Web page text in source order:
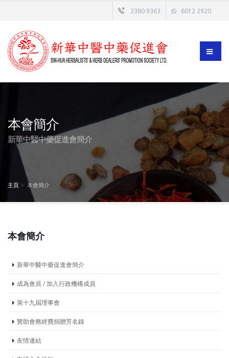
2380 9363 6012 2920
本會簡介
新華中醫中藥促進會簡介
主頁 本會簡介
本會簡介
新華中醫中藥促進會簡介
成為會員 / 加入行政機構成員
第十九屆理事會
贊助會務經費捐贈芳名錄
友情連結